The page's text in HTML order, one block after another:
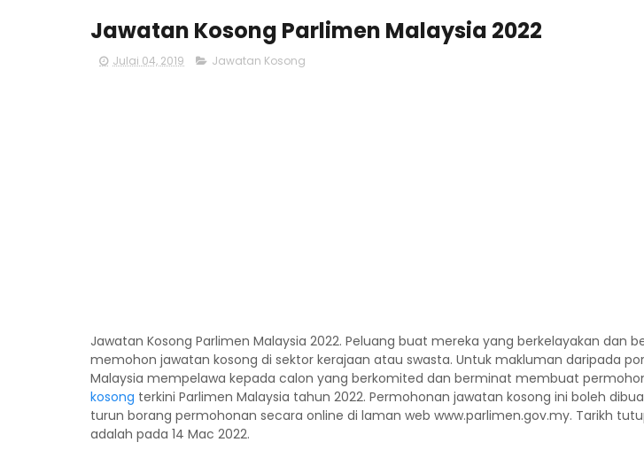
Jawatan Kosong Parlimen Malaysia 2022
Julai 04, 2019 Jawatan Kosong
Jawatan Kosong Parlimen Malaysia 2022. Peluang buat mereka yang berkelayakan dan
memohon jawatan kosong di sektor kerajaan atau swasta. Untuk makluman daripada
Malaysia mempelawa kepada calon yang berkomited dan berminat membuat
kosong terkini Parlimen Malaysia tahun 2022. Permohonan jawatan kosong ini boleh
turun borang permohonan secara online di laman web www.parlimen.gov.my. Tarikh
adalah pada 14 Mac 2022.